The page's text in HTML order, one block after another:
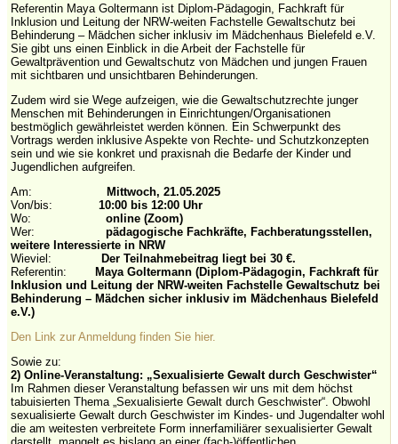
Referentin Maya Goltermann ist Diplom-Pädagogin, Fachkraft für
Inklusion und Leitung der NRW-weiten Fachstelle Gewaltschutz bei
Behinderung – Mädchen sicher inklusiv im Mädchenhaus Bielefeld e.V.
Sie gibt uns einen Einblick in die Arbeit der Fachstelle für
Gewaltprävention und Gewaltschutz von Mädchen und jungen Frauen
mit sichtbaren und unsichtbaren Behinderungen.
Zudem wird sie Wege aufzeigen, wie die Gewaltschutzrechte junger
Menschen mit Behinderungen in Einrichtungen/Organisationen
bestmöglich gewährleistet werden können. Ein Schwerpunkt des
Vortrags werden inklusive Aspekte von Rechte- und Schutzkonzepten
sein und wie sie konkret und praxisnah die Bedarfe der Kinder und
Jugendlichen aufgreifen.
Am:Mittwoch, 21.05.2025
Von/bis:10:00 bis 12:00 Uhr
Wo:online (Zoom)
Wer:pädagogische Fachkräfte, Fachberatungsstellen,
weitere Interessierte in NRW
Wieviel:Der Teilnahmebeitrag liegt bei 30 €.
Referentin:Maya Goltermann (Diplom-Pädagogin, Fachkraft für
Inklusion und Leitung der NRW-weiten Fachstelle Gewaltschutz bei
Behinderung – Mädchen sicher inklusiv im Mädchenhaus Bielefeld
e.V.)
Den Link zur Anmeldung finden Sie hier.
Sowie zu:
2) Online-Veranstaltung: „Sexualisierte Gewalt durch Geschwister“
Im Rahmen dieser Veranstaltung befassen wir uns mit dem höchst
tabuisierten Thema „Sexualisierte Gewalt durch Geschwister“. Obwohl
sexualisierte Gewalt durch Geschwister im Kindes- und Jugendalter wohl
die am weitesten verbreitete Form innerfamiliärer sexualisierter Gewalt